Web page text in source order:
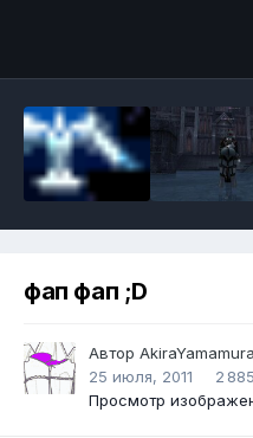
фап фап ;D
Автор AkiraYamamura
25 июля, 2011
2
Просмотр